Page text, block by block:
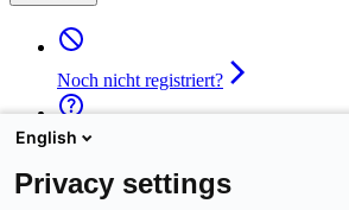
Noch nicht registriert?
Login-Daten vergessen?
Kontaktieren Sie uns
English
Privacy settings